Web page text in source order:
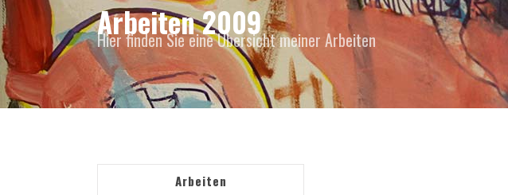
Arbeiten 2009
Hier finden Sie eine Übersicht meiner Arbeiten
Arbeiten